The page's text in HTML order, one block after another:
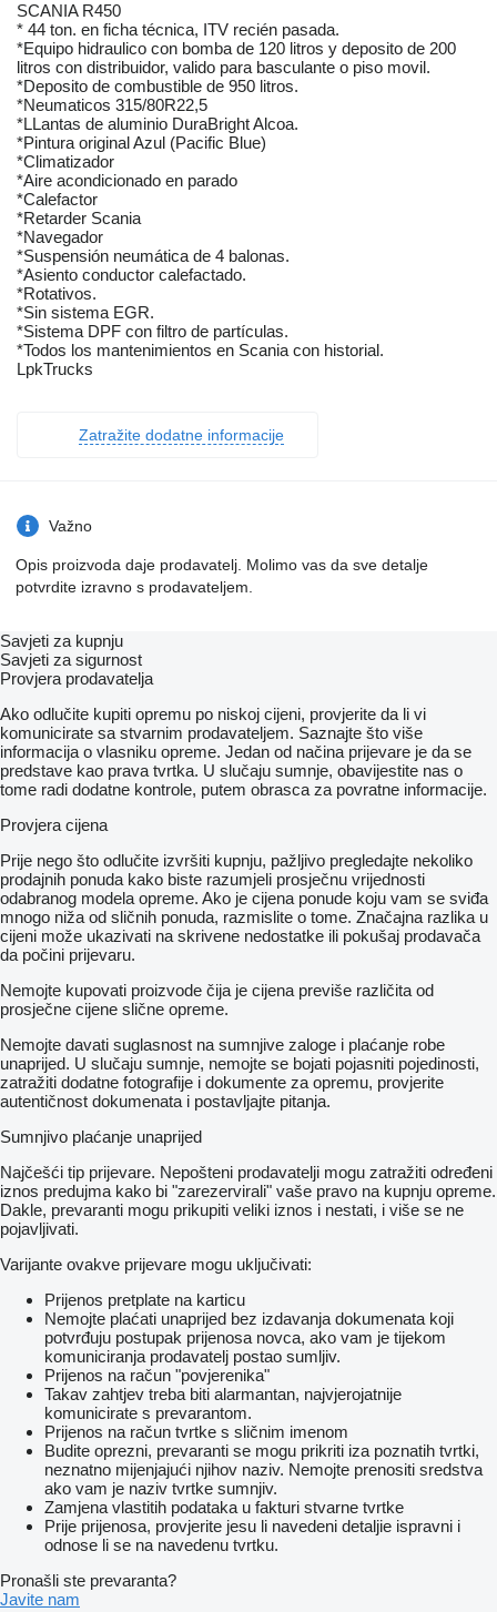
SCANIA R450
* 44 ton. en ficha técnica, ITV recién pasada.
*Equipo hidraulico con bomba de 120 litros y deposito de 200
litros con distribuidor, valido para basculante o piso movil.
*Deposito de combustible de 950 litros.
*Neumaticos 315/80R22,5
*LLantas de aluminio DuraBright Alcoa.
*Pintura original Azul (Pacific Blue)
*Climatizador
*Aire acondicionado en parado
*Calefactor
*Retarder Scania
*Navegador
*Suspensión neumática de 4 balonas.
*Asiento conductor calefactado.
*Rotativos.
*Sin sistema EGR.
*Sistema DPF con filtro de partículas.
*Todos los mantenimientos en Scania con historial.
LpkTrucks
Zatražite dodatne informacije
Važno
Opis proizvoda daje prodavatelj. Molimo vas da sve detalje
potvrdite izravno s prodavateljem.
Savjeti za kupnju
Savjeti za sigurnost
Provjera prodavatelja
Ako odlučite kupiti opremu po niskoj cijeni, provjerite da li vi
komunicirate sa stvarnim prodavateljem. Saznajte što više
informacija o vlasniku opreme. Jedan od načina prijevare je da se
predstave kao prava tvrtka. U slučaju sumnje, obavijestite nas o
tome radi dodatne kontrole, putem obrasca za povratne informacije.
Provjera cijena
Prije nego što odlučite izvršiti kupnju, pažljivo pregledajte nekoliko
prodajnih ponuda kako biste razumjeli prosječnu vrijednosti
odabranog modela opreme. Ako je cijena ponude koju vam se sviđa
mnogo niža od sličnih ponuda, razmislite o tome. Značajna razlika u
cijeni može ukazivati ​​na skrivene nedostatke ili pokušaj prodavača
da počini prijevaru.
Nemojte kupovati proizvode čija je cijena previše različita od
prosječne cijene slične opreme.
Nemojte davati suglasnost na sumnjive zaloge i plaćanje robe
unaprijed. U slučaju sumnje, nemojte se bojati pojasniti pojedinosti,
zatražiti dodatne fotografije i dokumente za opremu, provjerite
autentičnost dokumenata i postavljajte pitanja.
Sumnjivo plaćanje unaprijed
Najčešći tip prijevare. Nepošteni prodavatelji mogu zatražiti određeni
iznos predujma kako bi "zarezervirali" vaše pravo na kupnju opreme.
Dakle, prevaranti mogu prikupiti veliki iznos i nestati, i više se ne
pojavljivati.
Varijante ovakve prijevare mogu uključivati:
Prijenos pretplate na karticu
Nemojte plaćati unaprijed bez izdavanja dokumenata koji
potvrđuju postupak prijenosa novca, ako vam je tijekom
komuniciranja prodavatelj postao sumljiv.
Prijenos na račun "povjerenika"
Takav zahtjev treba biti alarmantan, najvjerojatnije
komunicirate s prevarantom.
Prijenos na račun tvrtke s sličnim imenom
Budite oprezni, prevaranti se mogu prikriti iza poznatih tvrtki,
neznatno mijenjajući njihov naziv. Nemojte prenositi sredstva
ako vam je naziv tvrtke sumnjiv.
Zamjena vlastitih podataka u fakturi stvarne tvrtke
Prije prijenosa, provjerite jesu li navedeni detaljie ispravni i
odnose li se na navedenu tvrtku.
Pronašli ste prevaranta?
Javite nam